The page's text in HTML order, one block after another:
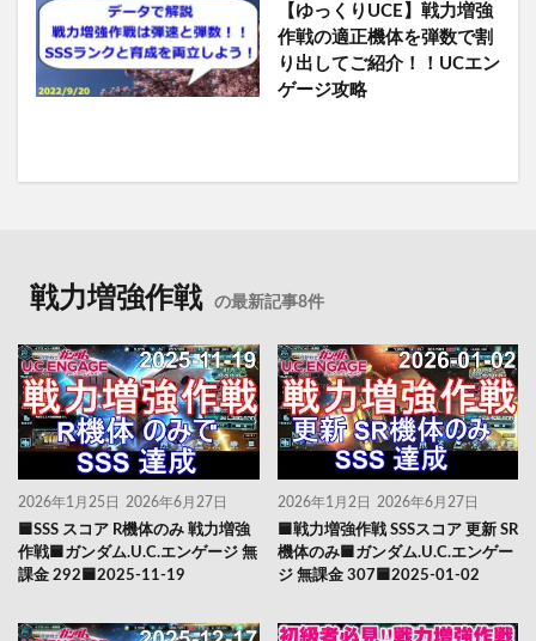
【ゆっくりUCE】戦力増強
作戦の適正機体を弾数で割
り出してご紹介！！UCエン
ゲージ攻略
戦力増強作戦 の最新記事8件
2026年1月25日 2026年6月27日
🟦SSS スコア R機体のみ 戦力増強
作戦🟦ガンダム.U.C.エンゲージ 無
課金 292🟦2025-11-19
2026年1月2日 2026年6月27日
🟦戦力増強作戦 SSSスコア 更新 SR
機体のみ🟦ガンダム.U.C.エンゲー
ジ 無課金 307🟦2025-01-02